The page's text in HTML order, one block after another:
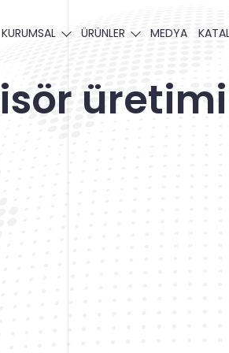
KURUMSAL ÜRÜNLER MEDYA
Yayında